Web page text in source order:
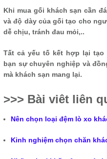
Khi mua gối khách sạn cần
và độ dày của gối tạo cho
dễ chịu, tránh đau mỏi,..
Tất cả yếu tố kết hợp lại tạo
bạn sự chuyên nghiệp và
mà khách sạn mang lại.
>>> Bài viêt liên
Nên chọn loại đệm lò xo
Kinh nghiệm chọn chăn